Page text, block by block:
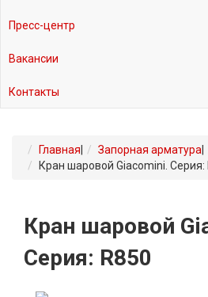
Пресс-центр
Вакансии
Контакты
Главная Запорная арматура
Кран шаровой Giacomini. Серия:
Кран шаровой
Серия: R850